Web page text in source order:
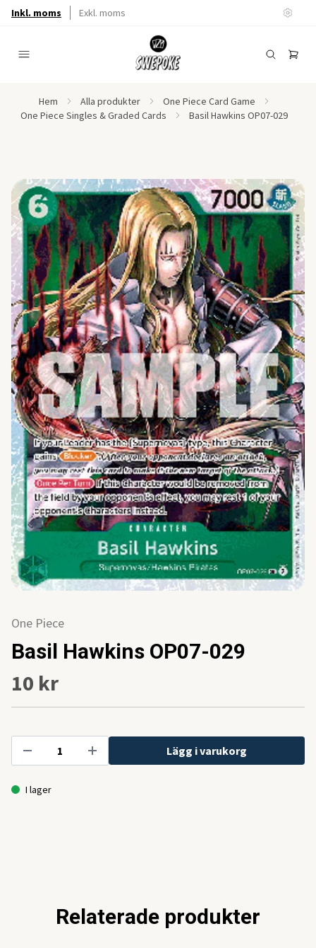
Inkl. moms Exkl. moms
Hem Alla produkter
One Piece Card Game
One Piece Singles & Graded Cards
Basil Hawkins OP07-029
One Piece
Basil Hawkins OP07-029
10 kr
Lägg i varukorg
I lager
Relaterade produkter